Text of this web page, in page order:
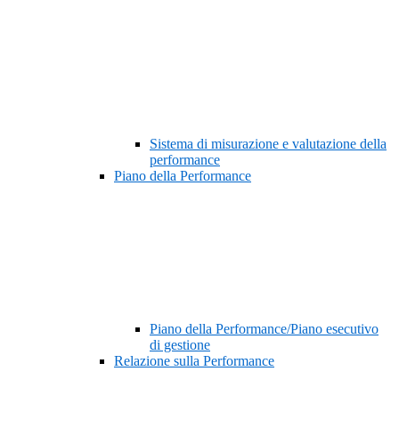
Sistema di misurazione e valutazione della
performance
Piano della Performance
Piano della Performance/Piano esecutivo
di gestione
Relazione sulla Performance